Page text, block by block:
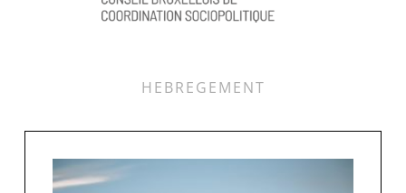
HEBREGEMENT